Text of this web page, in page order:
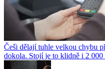
Češi dělají tuhle velkou chybu
dokola. Stojí je to klidně i 2